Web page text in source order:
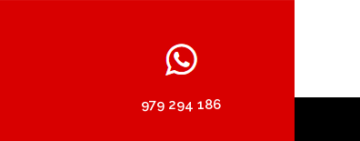
979 294 186